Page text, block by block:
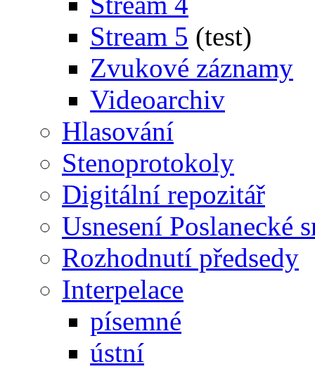
Stream 5 (test)
Zvukové záznamy
Videoarchiv
Hlasování
Stenoprotokoly
Digitální repozitář
Usnesení Poslanecké
Rozhodnutí předsedy
Interpelace
písemné
ústní